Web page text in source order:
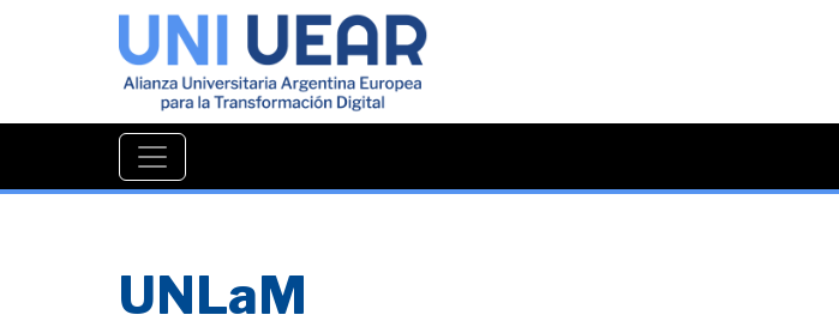
UNLaM